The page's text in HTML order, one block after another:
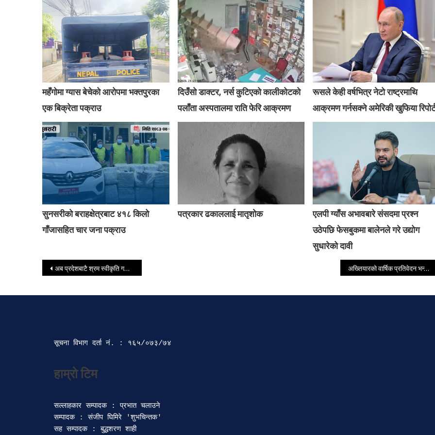
महँगोमा ग्यास बेचेको आरोपमा भक्तपुरका
एक बिक्रेता पक्राउ
दिउँसो डाक्टर, नर्स कुटिएको कालीकोटको
पलाँता अस्पतालमा राति फेरि आक्रमण
रूसले केही वर्षभित्र नेटो राष्ट्रमाथि
आक्रमण गर्नसक्ने अमेरिकी खुफिया
सुनसरीको बराहक्षेत्रबाट ४१८ किलो
गाँजासहित चार जना पक्राउ
पत्रकार ढकाललाई मातृशोक
एलपी ग्याँस अभावबारे संसदमा प्रश्न
उठेपछि फेसबुकमा बालेनले गरे उद्योग
सुधारेको दावी
Post navigation
अब प्रदेशबाटै श्रम स्वीकृति गराउन पाइने अख्तियारको वार्षिक प्रतिवेदन भन्छ नेपालमा सबैभन्दा बढी भ्रष्टाचार शिक्षामा
सूचना विभाग दर्ता‍ नं. : १६५/०७३/७४
हाम्रो टिम
सल्लाहकार सम्पादक : प्रभात चलाउने
सम्पादक : संजीप घिमिरे 'शुभचिन्तक'
सह सम्पादक : बुद्धशरण शाही